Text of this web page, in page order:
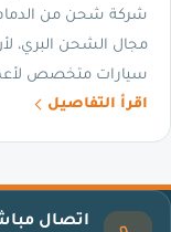
شركة شحن من الدمام
مجال الشحن البري،
سيارات متخصص
اقرأ التفاصيل
اتصال